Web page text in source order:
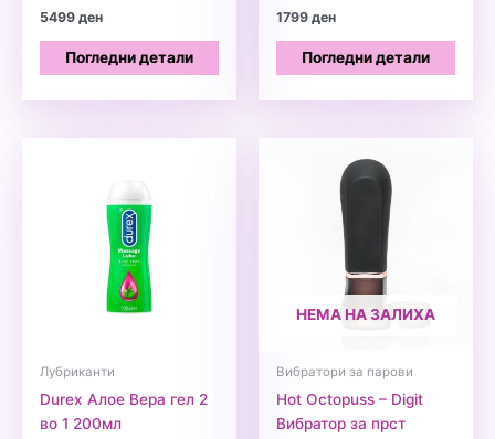
5499ден
Погледни детали
1799ден
Погледни детали
Лубриканти
Durex Алое Вера гел 2
во 1 200мл
НЕМА НА ЗАЛИХА
Вибратори за парови
Hot Octopuss – Digit
Вибратор за прст